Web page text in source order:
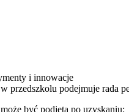
i innowacje
przedszkolu podejmuje rada
być podjęta po uzyskaniu: